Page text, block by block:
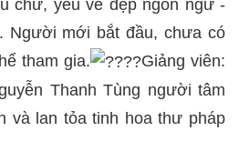
chữ, yêu vẻ đẹp ngôn ngữ -
Người mới bắt đầu, chưa có
tham gia.
Giảng viên:
Thanh Tùng người tâm
và lan tỏa tinh hoa thư pháp